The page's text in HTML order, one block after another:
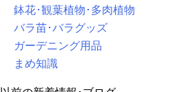
鉢花･観葉植物･多肉植物
バラ苗･バラグッズ
ガーデニング用品
まめ知識